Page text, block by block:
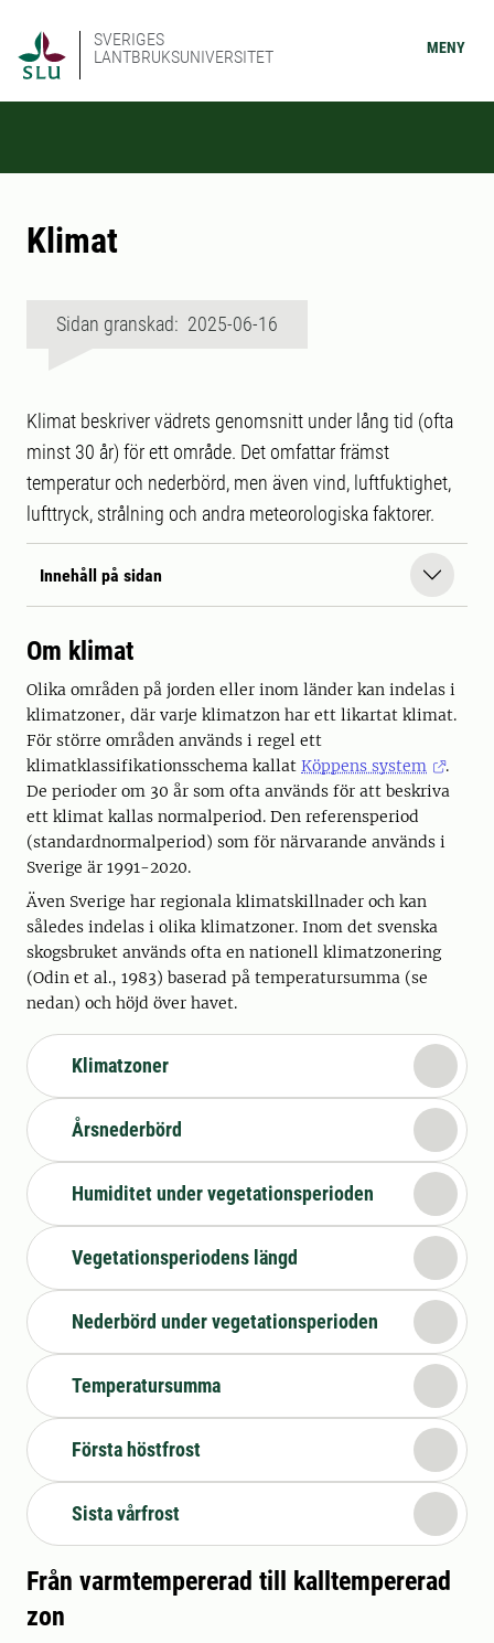
SVERIGES
LANTBRUKSUNIVERSITET
MENY
Klimat
Sidan granskad: 2025-06-16
Klimat beskriver vädrets genomsnitt under lång tid (ofta
minst 30 år) för ett område. Det omfattar främst
temperatur och nederbörd, men även vind, luftfuktighet,
lufttryck, strålning och andra meteorologiska faktorer.
Innehåll på sidan
Om klimat
Olika områden på jorden eller inom länder kan indelas i
klimatzoner, där varje klimatzon har ett likartat klimat.
För större områden används i regel ett
klimatklassifikationsschema kallat Köppens system
.
De perioder om 30 år som ofta används för att beskriva
ett klimat kallas normalperiod. Den referensperiod
(standardnormalperiod) som för närvarande används i
Sverige är 1991-2020.
Även Sverige har regionala klimatskillnader och kan
således indelas i olika klimatzoner. Inom det svenska
skogsbruket används ofta en nationell klimatzonering
(Odin et al., 1983) baserad på temperatursumma (se
nedan) och höjd över havet.
Klimatzoner
Årsnederbörd
Humiditet under vegetationsperioden
Vegetationsperiodens längd
Nederbörd under vegetationsperioden
Temperatursumma
Första höstfrost
Sista vårfrost
Från varmtempererad till kalltempererad
zon